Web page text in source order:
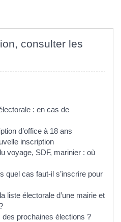
consulter les
: en cas de
d’office à 18 ans
inscription
voyage, SDF, marinier : où
quel cas faut-il s’inscrire pour
liste électorale d’une mairie et
prochaines élections ?